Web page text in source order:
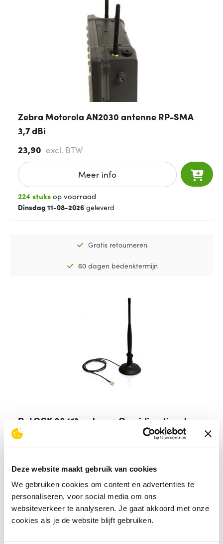
Deze website maakt gebruik van cookies
We gebruiken cookies om content en advertenties te
personaliseren, voor social media om ons
websiteverkeer te analyseren. Je gaat akkoord met onze
cookies als je de website blijft gebruiken.
Zebra Motorola AN2030 antenne RP-SMA
3,7 dBi
23,90 excl. BTW
Meer info
224 stuksop voorraad
Dinsdag 11-08-2026 geleverd
Gratis retourneren
60 dagen bedenktermijn
DeLOCK 88413 antenne Omnidirectionele
antenne RP-SMA 4 dBi
1 stukop voorraad
Dinsdag 11-08-2026geleverd